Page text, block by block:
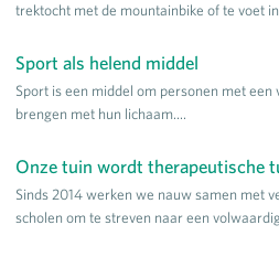
trektocht met de mountainbike of te voet
Sport als helend middel
Sport is een middel om personen met
brengen met hun lichaam....
Onze tuin wordt therapeutische
Sinds 2014 werken we nauw samen met
scholen om te streven naar een